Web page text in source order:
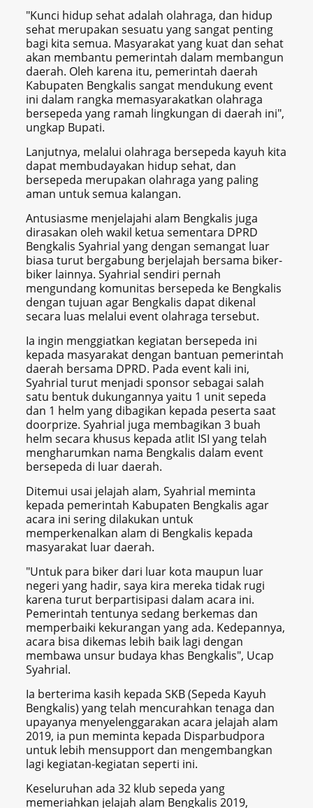
"Kunci hidup sehat adalah olahraga, dan hidup
sehat merupakan sesuatu yang sangat penting
bagi kita semua. Masyarakat yang kuat dan sehat
akan membantu pemerintah dalam membangun
daerah. Oleh karena itu, pemerintah daerah
Kabupaten Bengkalis sangat mendukung event
ini dalam rangka memasyarakatkan olahraga
bersepeda yang ramah lingkungan di daerah ini",
ungkap Bupati.
Lanjutnya, melalui olahraga bersepeda kayuh kita
dapat membudayakan hidup sehat, dan
bersepeda merupakan olahraga yang paling
aman untuk semua kalangan.
Antusiasme menjelajahi alam Bengkalis juga
dirasakan oleh wakil ketua sementara DPRD
Bengkalis Syahrial yang dengan semangat luar
biasa turut bergabung berjelajah bersama biker-
biker lainnya. Syahrial sendiri pernah
mengundang komunitas bersepeda ke Bengkalis
dengan tujuan agar Bengkalis dapat dikenal
secara luas melalui event olahraga tersebut.
Ia ingin menggiatkan kegiatan bersepeda ini
kepada masyarakat dengan bantuan pemerintah
daerah bersama DPRD. Pada event kali ini,
Syahrial turut menjadi sponsor sebagai salah
satu bentuk dukungannya yaitu 1 unit sepeda
dan 1 helm yang dibagikan kepada peserta saat
doorprize. Syahrial juga membagikan 3 buah
helm secara khusus kepada atlit ISI yang telah
mengharumkan nama Bengkalis dalam event
bersepeda di luar daerah.
Ditemui usai jelajah alam, Syahrial meminta
kepada pemerintah Kabupaten Bengkalis agar
acara ini sering dilakukan untuk
memperkenalkan alam di Bengkalis kepada
masyarakat luar daerah.
"Untuk para biker dari luar kota maupun luar
negeri yang hadir, saya kira mereka tidak rugi
karena turut berpartisipasi dalam acara ini.
Pemerintah tentunya sedang berkemas dan
memperbaiki kekurangan yang ada. Kedepannya,
acara bisa dikemas lebih baik lagi dengan
membawa unsur budaya khas Bengkalis", Ucap
Syahrial.
Ia berterima kasih kepada SKB (Sepeda Kayuh
Bengkalis) yang telah mencurahkan tenaga dan
upayanya menyelenggarakan acara jelajah alam
2019, ia pun meminta kepada Disparbudpora
untuk lebih mensupport dan mengembangkan
lagi kegiatan-kegiatan seperti ini.
Keseluruhan ada 32 klub sepeda yang
memeriahkan jelajah alam Bengkalis 2019,